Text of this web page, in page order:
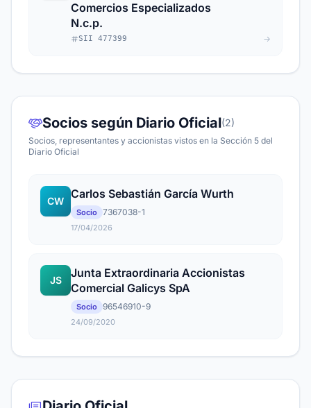
Comercios Especializados
N.c.p.
SII 477399
Socios según Diario Oficial(2)
Socios, representantes y accionistas vistos en la Sección 5 del
Diario Oficial
CW
Carlos Sebastián García Wurth
Socio 7367038-1
17/04/2026
JS
Junta Extraordinaria Accionistas
Comercial Galicys SpA
Socio 96546910-9
24/09/2020